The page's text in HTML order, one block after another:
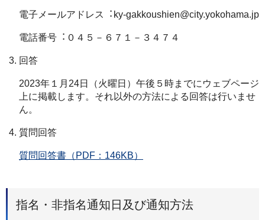
電⼦メールアドレス︓ky-gakkoushien@city.yokohama.jp
電話番号︓０４５－６７１－３４７４
回答
2023年１⽉24⽇（⽕曜⽇）午後５時までにウェブページ
上に掲載します。それ以外の⽅法による回答は⾏いませ
ん。
質問回答
質問回答書（PDF：146KB）
指名・非指名通知日及び通知方法